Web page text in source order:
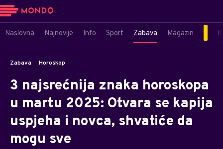
Naslovna Najnovije Info Sport Zabava Magazin
Zabava Horoskop
3 najsrećnija znaka horoskopa
u martu 2025: Otvara se kapija
uspjeha i novca, shvatiće da
mogu sve